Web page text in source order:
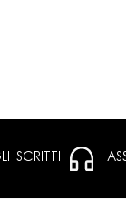
ISCRITTI